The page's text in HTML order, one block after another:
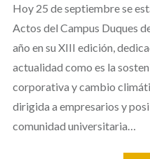
Hoy 25 de septiembre se
Actos del Campus Duques
año en su XIII edición,
actualidad como es la
corporativa y cambio
dirigida a empresarios y
comunidad universitaria…